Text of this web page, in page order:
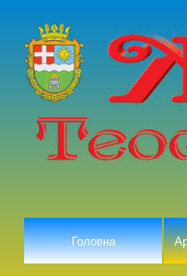
Головна